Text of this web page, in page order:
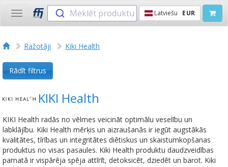
Toggle
navigation
Meklēt produktu Latviešu EUR
Ražotāji Kiki Health
Rādīt filtrus
KIKI Health
KIKI Health radās no vēlmes veicināt optimālu veselību un
labklājību. Kiki Health mērķis un aizraušanās ir iegūt augstākās
kvalitātes, tīrības un integritātes diētiskus un skaistumkopšanas
produktus no visas pasaules. Kiki Health produktu daudzveidības
pamatā ir vispārēja spēja attīrīt, detoksicēt, dziedēt un barot. Kiki